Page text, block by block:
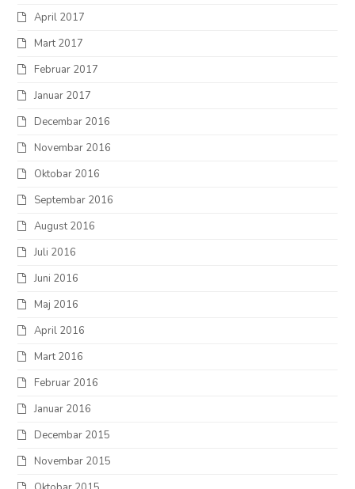
April 2017
Mart 2017
Februar 2017
Januar 2017
Decembar 2016
Novembar 2016
Oktobar 2016
Septembar 2016
August 2016
Juli 2016
Juni 2016
Maj 2016
April 2016
Mart 2016
Februar 2016
Januar 2016
Decembar 2015
Novembar 2015